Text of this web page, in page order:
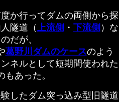
か行ってダムの両側から探
隧道（上流側 ・ 下流側 ）な
のだが、
葛野川ダムのケースのよう
ネルとして短期間使われた
もあった。
したダム突っ込み型旧隧道